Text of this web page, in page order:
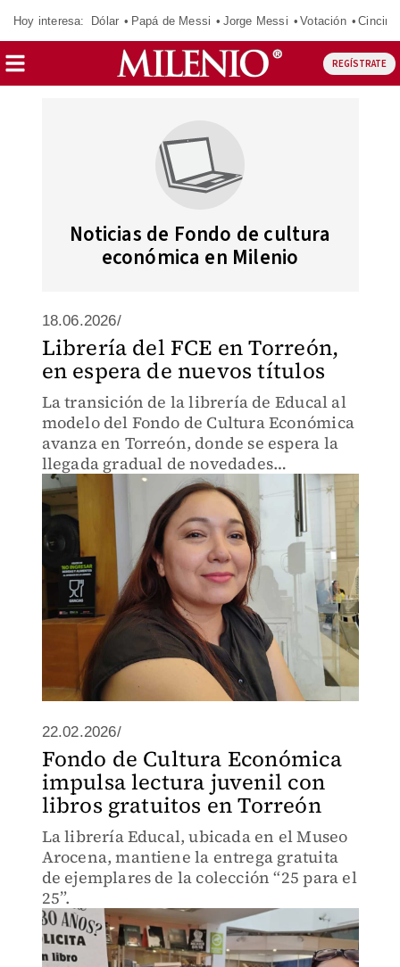
Hoy interesa: Dólar Papá de Messi Jorge Messi Votación
REGÍSTRATE
Noticias de Fondo de cultura
económica en Milenio
18.06.2026/
Librería del FCE en Torreón,
en espera de nuevos títulos
La transición de la librería de Educal al
modelo del Fondo de Cultura Económica
avanza en Torreón, donde se espera la
llegada gradual de novedades
editoriales y de nuevos sellos.
22.02.2026/
Fondo de Cultura Económica
impulsa lectura juvenil con
libros gratuitos en Torreón
La librería Educal, ubicada en el Museo
Arocena, mantiene la entrega gratuita
de ejemplares de la colección “25 para el
25”.